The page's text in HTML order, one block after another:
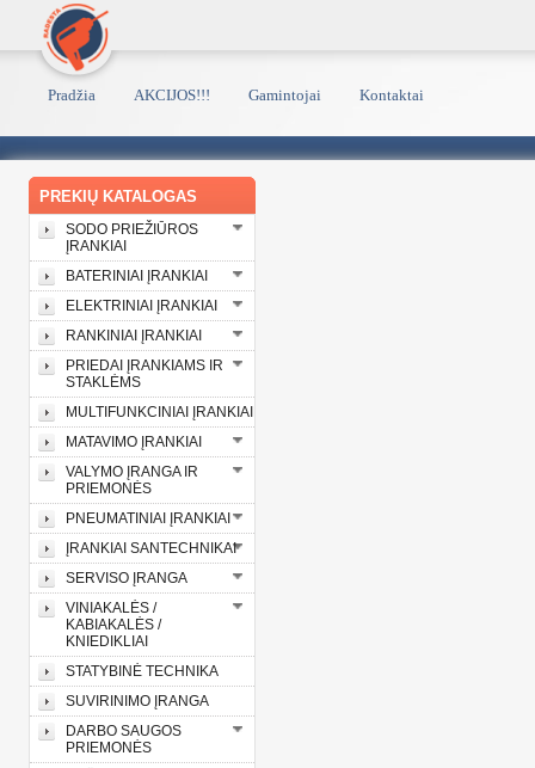
Pradžia AKCIJOS!!! Gamintojai Kontaktai
PREKIŲ KATALOGAS
SODO PRIEŽIŪROS
ĮRANKIAI
BATERINIAI ĮRANKIAI
ELEKTRINIAI ĮRANKIAI
RANKINIAI ĮRANKIAI
PRIEDAI ĮRANKIAMS IR
STAKLĖMS
MULTIFUNKCINIAI ĮRANKIAI
MATAVIMO ĮRANKIAI
VALYMO ĮRANGA IR
PRIEMONĖS
PNEUMATINIAI ĮRANKIAI
ĮRANKIAI SANTECHNIKAI
SERVISO ĮRANGA
VINIAKALĖS /
KABIAKALĖS /
KNIEDIKLIAI
STATYBINĖ TECHNIKA
SUVIRINIMO ĮRANGA
DARBO SAUGOS
PRIEMONĖS